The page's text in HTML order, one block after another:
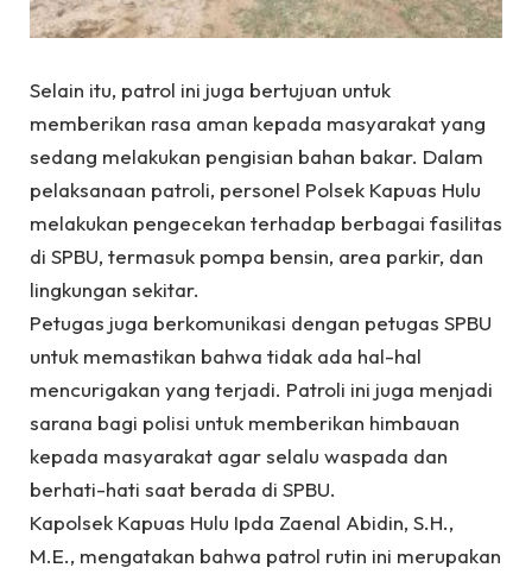
Selain itu, patrol ini juga bertujuan untuk
memberikan rasa aman kepada masyarakat yang
sedang melakukan pengisian bahan bakar. Dalam
pelaksanaan patroli, personel Polsek Kapuas Hulu
melakukan pengecekan terhadap berbagai fasilitas
di SPBU, termasuk pompa bensin, area parkir, dan
lingkungan sekitar.
Petugas juga berkomunikasi dengan petugas SPBU
untuk memastikan bahwa tidak ada hal-hal
mencurigakan yang terjadi. Patroli ini juga menjadi
sarana bagi polisi untuk memberikan himbauan
kepada masyarakat agar selalu waspada dan
berhati-hati saat berada di SPBU.
Kapolsek Kapuas Hulu Ipda Zaenal Abidin, S.H.,
M.E., mengatakan bahwa patrol rutin ini merupakan